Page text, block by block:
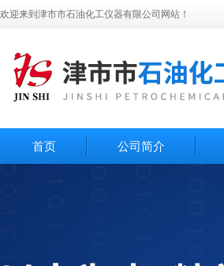
欢迎来到津市市石油化工仪器有限公司网站！
首页 公司简介